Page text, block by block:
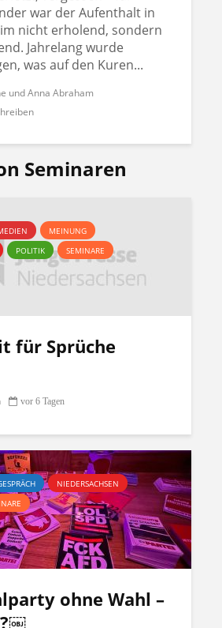
war der Aufenthalt in
nicht erholend, sondern
Jahrelang wurde
was auf den Kuren...
und Anna Abraham
Seminaren
MEINUNG
POLITIK SEMINARE
für Sprüche
vor 6 Tagen
NIEDERSACHSEN
ohne Wahl –